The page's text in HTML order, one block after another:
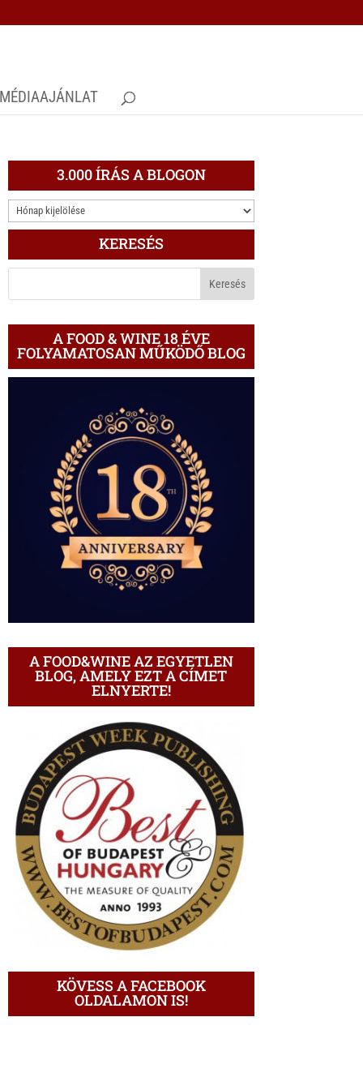
MÉDIAAJÁNLAT
3.000 ÍRÁS A BLOGON
3.000
ÍRÁS
BLOGON
KERESÉS
A FOOD & WINE 18 ÉVE
FOLYAMATOSAN MŰKÖDŐ BLOG
A FOOD&WINE AZ EGYETLEN
BLOG, AMELY EZT A CÍMET
ELNYERTE!
KÖVESS A FACEBOOK
OLDALAMON IS!